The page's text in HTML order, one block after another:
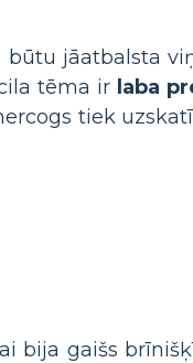
būtu jāatbalsta
tēma ir laba
tiek
bija gaišs